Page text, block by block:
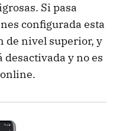
Si pasa
configurada esta
de nivel superior, y
desactivada y no es